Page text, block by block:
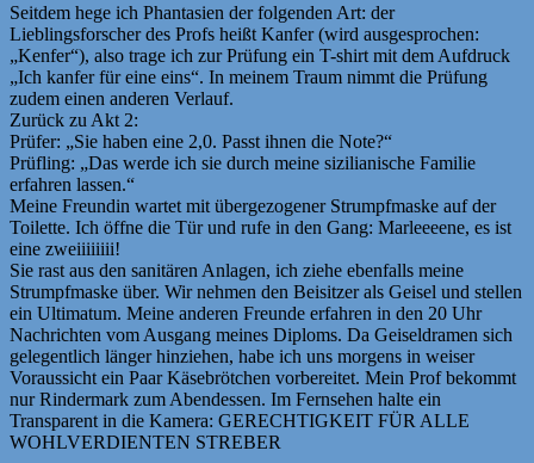
Seitdem hege ich Phantasien der folgenden Art: der
Lieblingsforscher des Profs heißt Kanfer (wird ausgesprochen:
„Kenfer“), also trage ich zur Prüfung ein T-shirt mit dem Aufdruck
„Ich kanfer für eine eins“. In meinem Traum nimmt die Prüfung
zudem einen anderen Verlauf.
Zurück zu Akt 2:
Prüfer: „Sie haben eine 2,0. Passt ihnen die Note?“
Prüfling: „Das werde ich sie durch meine sizilianische Familie
erfahren lassen.“
Meine Freundin wartet mit übergezogener Strumpfmaske auf der
Toilette. Ich öffne die Tür und rufe in den Gang: Marleeeene, es ist
eine zweiiiiiiii!
Sie rast aus den sanitären Anlagen, ich ziehe ebenfalls meine
Strumpfmaske über. Wir nehmen den Beisitzer als Geisel und stellen
ein Ultimatum. Meine anderen Freunde erfahren in den 20 Uhr
Nachrichten vom Ausgang meines Diploms. Da Geiseldramen sich
gelegentlich länger hinziehen, habe ich uns morgens in weiser
Voraussicht ein Paar Käsebrötchen vorbereitet. Mein Prof bekommt
nur Rindermark zum Abendessen. Im Fernsehen halte ein
Transparent in die Kamera: GERECHTIGKEIT FÜR ALLE
WOHLVERDIENTEN STREBER